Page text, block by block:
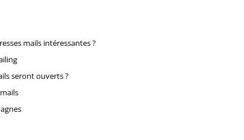
mails intéressantes ?
seront ouverts ?